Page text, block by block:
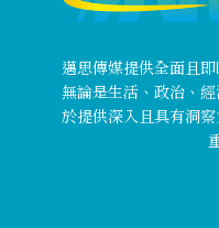
邁思傳媒提供全面且
無論是生活、政治、
於提供深入且具有洞